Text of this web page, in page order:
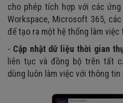
cho phép tích hợp với các
Workspace, Microsoft 365,
để tạo ra một hệ thống làm việc
- Cập nhật dữ liệu thời gian
liên tục và đồng bộ trên tất
dùng luôn làm việc với thông tin